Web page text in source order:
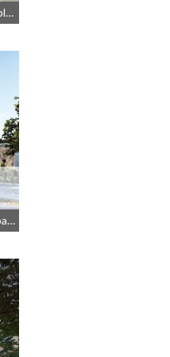
Droit commun, JEANBRUN, Meublé non géré
Droit commun, Résidence Principale, JEANBRUN, Meublé non géré